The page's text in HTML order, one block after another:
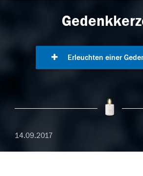
Erleuchten einer
14.09.2017